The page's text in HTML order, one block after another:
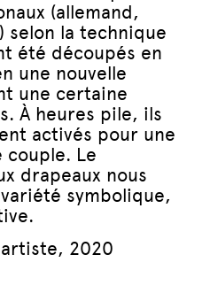
(allemand,
selon la technique
été découpés en
une nouvelle
une certaine
À heures pile, ils
activés pour une
couple. Le
drapeaux nous
symbolique,
2020